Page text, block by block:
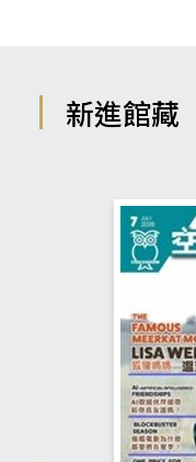
新進館藏